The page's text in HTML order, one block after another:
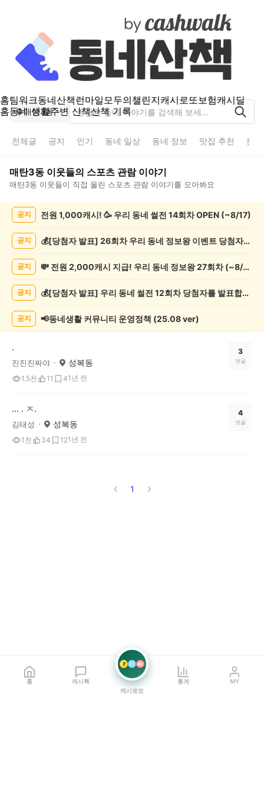
홈팀워크동네산책런마일모두의챌린지캐시로또보험캐시딜
홈동네 생활주변 산책산책 기록
매탄3동
전체글 공지 인기 동네 일상 동네 정보 맛집 추천 분
매탄3동 이웃들의 스포츠 관람이야기
매탄3동 이웃들이 직접 올린 스포츠 관람 이야기를 모아봐요
글
공지 전원 1,000캐시! 🥳 우리 동네 썰전 14회차 OPEN (~8/17)
공지 💰[당첨자 발표] 26회차 우리 동네 정보왕 이벤트 당첨자를 발표합니다!
공지 💸 전원 2,000캐시 지급! 우리 동네 정보왕 27회차 (~8/10)
공지 💰[당첨자 발표] 우리 동네 썰전 12회차 당첨자를 발표합니다!
공지 📢동네생활 커뮤니티 운영정책 (25.08 ver)
.
진진진짜야 성복동
1.5천 11 41년 전
3
댓글
... . ㅈ.
김태성 성복동
1천 34 121년 전
4
댓글
1
홈 캐시톡
7 21 42
캐시로또
통계 MY